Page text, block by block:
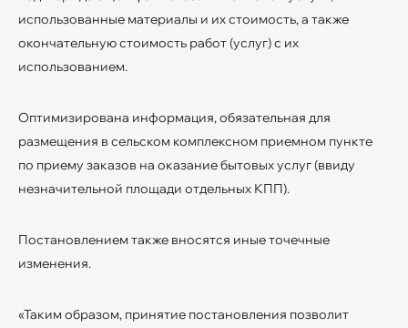
использованные материалы и их стоимость, а также
окончательную стоимость работ (услуг) с их
использованием.
Оптимизирована информация, обязательная для
размещения в сельском комплексном приемном пункте
по приему заказов на оказание бытовых услуг (ввиду
незначительной площади отдельных КПП).
Постановлением также вносятся иные точечные
изменения.
«Таким образом, принятие постановления позволит